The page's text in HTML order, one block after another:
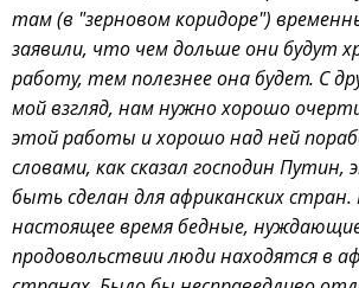
там (в "зерновом коридоре")
заявили, что чем дольше они будут
работу, тем полезнее она будет. С
мой взгляд, нам нужно хорошо
этой работы и хорошо над ней
словами, как сказал господин
быть сделан для африканских
настоящее время бедные,
продовольствии люди находятся в